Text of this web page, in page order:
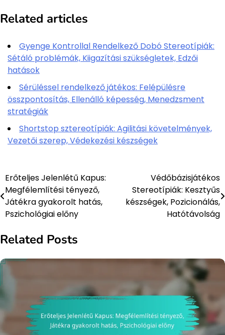
Related articles
Gyenge Kontrollal Rendelkező Dobó Stereotípiák:
Sétáló problémák, Kiigazítási szükségletek, Edzői
hatások
Sérüléssel rendelkező játékos: Felépülésre
összpontosítás, Ellenálló képesség, Menedzsment
stratégiák
Shortstop sztereotípiák: Agilitási követelmények,
Vezetői szerep, Védekezési készségek
Post
navigation
Erőteljes Jelenlétű Kapus:
Megfélemlítési tényező,
Játékra gyakorolt hatás,
Pszichológiai előny
Védőbázisjátékos
Stereotípiák: Kesztyűs
készségek, Pozicionálás,
Hatótávolság
Related Posts